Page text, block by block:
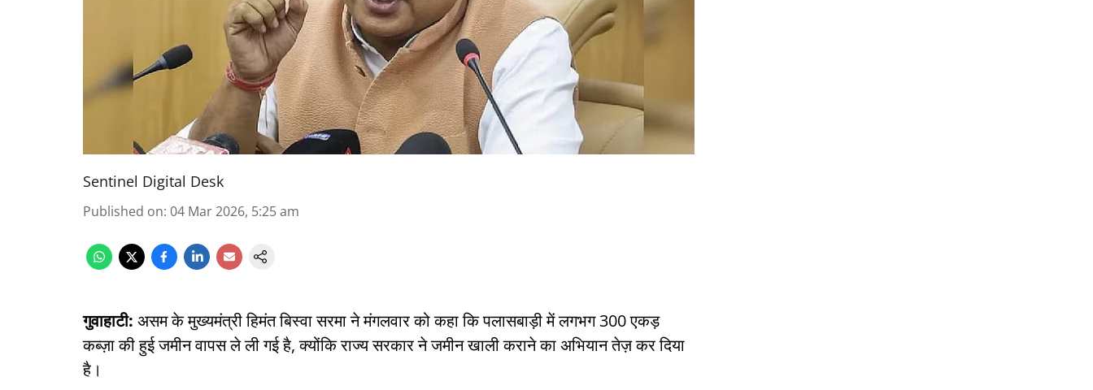
Sentinel Digital Desk
Published on: 04 Mar 2026, 5:25 am
गुवाहाटी: असम के मुख्यमंत्री हिमंत बिस्वा सरमा ने मंगलवार को कहा कि पलासबाड़ी में लगभग 300 एकड़
कब्ज़ा की हुई जमीन वापस ले ली गई है, क्योंकि राज्य सरकार ने जमीन खाली कराने का अभियान तेज़ कर दिया
है।